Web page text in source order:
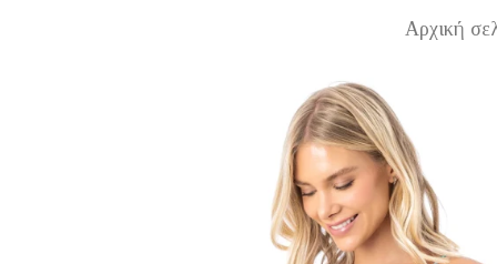
Αρχική